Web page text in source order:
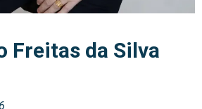
Freitas da Silva